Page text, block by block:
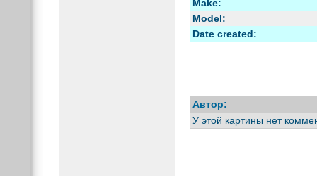
Make:
Model:
Date created:
Автор:
У этой картины нет